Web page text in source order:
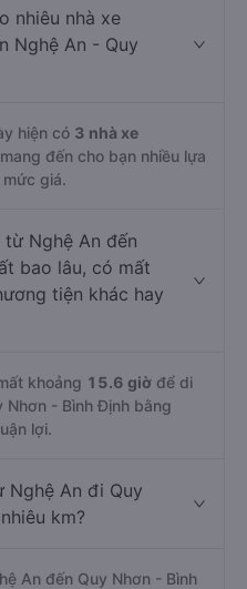
nhiêu nhà xe
Nghệ An - Quy
hiện có 3 nhà xe
đến cho bạn nhiều lựa
giá.
Nghệ An đến
bao lâu, có mất
tiện khác hay
khoảng 15.6 giờ để di
Nhơn - Bình Định bằng
lợi.
Nghệ An đi Quy
km?
An đến Quy Nhơn - Bình